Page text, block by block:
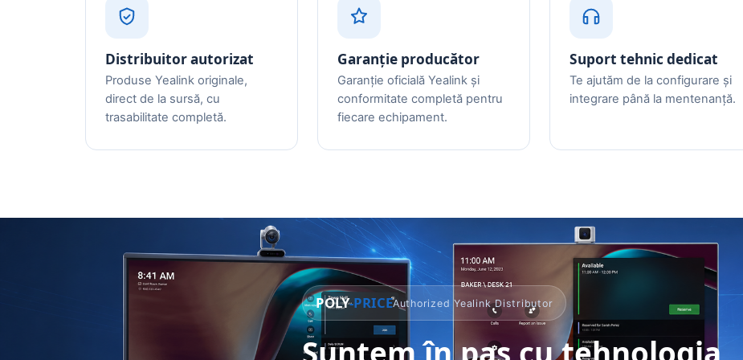
Distribuitor autorizat
Produse Yealink originale,
direct de la sursă, cu
trasabilitate completă.
Garanție producător
Garanție oficială Yealink și
conformitate completă pentru
fiecare echipament.
Suport tehnic dedicat
Te ajutăm de la configurare și
integrare până la mentenanță.
POLY-PRICEAuthorized Yealink Distributor